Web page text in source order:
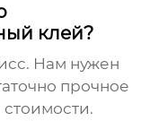
клей?
Нам нужен
прочное